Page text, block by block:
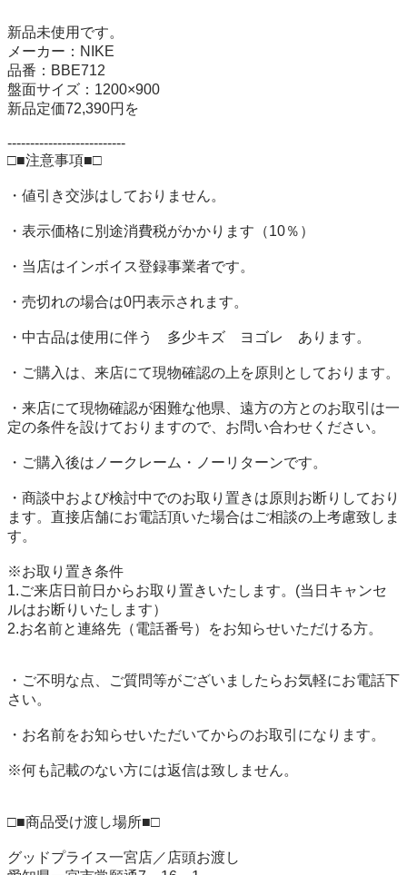
新品未使用です。
メーカー：NIKE
品番：BBE712
盤面サイズ：1200×900
新品定価72,390円を
--------------------------
□■注意事項■□
・値引き交渉はしておりません。
・表示価格に別途消費税がかかります（10％）
・当店はインボイス登録事業者です。
・売切れの場合は0円表示されます。
・中古品は使用に伴う　多少キズ　ヨゴレ　あります。
・ご購入は、来店にて現物確認の上を原則としております。
・来店にて現物確認が困難な他県、遠方の方とのお取引は一
定の条件を設けておりますので、お問い合わせください。
・ご購入後はノークレーム・ノーリターンです。
・商談中および検討中でのお取り置きは原則お断りしており
ます。直接店舗にお電話頂いた場合はご相談の上考慮致しま
す。
※お取り置き条件
1.ご来店日前日からお取り置きいたします。(当日キャンセ
ルはお断りいたします）
2.お名前と連絡先（電話番号）をお知らせいただける方。
・ご不明な点、ご質問等がございましたらお気軽にお電話下
さい。
・お名前をお知らせいただいてからのお取引になります。
※何も記載のない方には返信は致しません。
□■商品受け渡し場所■□
グッドプライス一宮店／店頭お渡し